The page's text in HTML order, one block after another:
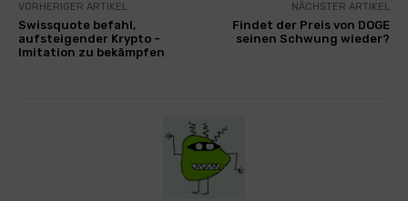
VORHERIGER ARTIKEL
Swissquote befahl,
aufsteigender Krypto -
Imitation zu bekämpfen
NÄCHSTER ARTIKEL
Findet der Preis von DOGE
seinen Schwung wieder?